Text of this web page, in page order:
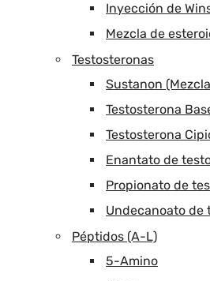
Inyección de
Mezcla de
Testosteronas
Sustanon
Testosterona
Testosterona
Enantato de
Propionato de
Undecanoato de
Péptidos (A-L)
5-Amino